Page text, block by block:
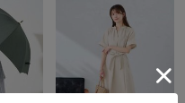
ーーーーーー